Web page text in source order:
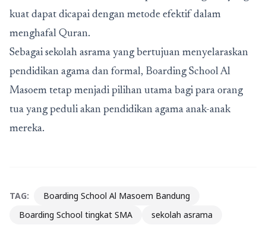
kuat dapat dicapai dengan metode efektif dalam
menghafal Quran.
Sebagai sekolah asrama yang bertujuan menyelaraskan
pendidikan agama dan formal, Boarding School Al
Masoem tetap menjadi pilihan utama bagi para orang
tua yang peduli akan pendidikan agama anak-anak
mereka.
TAG:
Boarding School Al Masoem Bandung
Boarding School tingkat SMA
sekolah asrama